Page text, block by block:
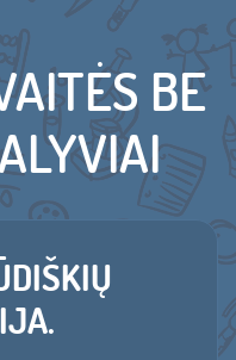
BE